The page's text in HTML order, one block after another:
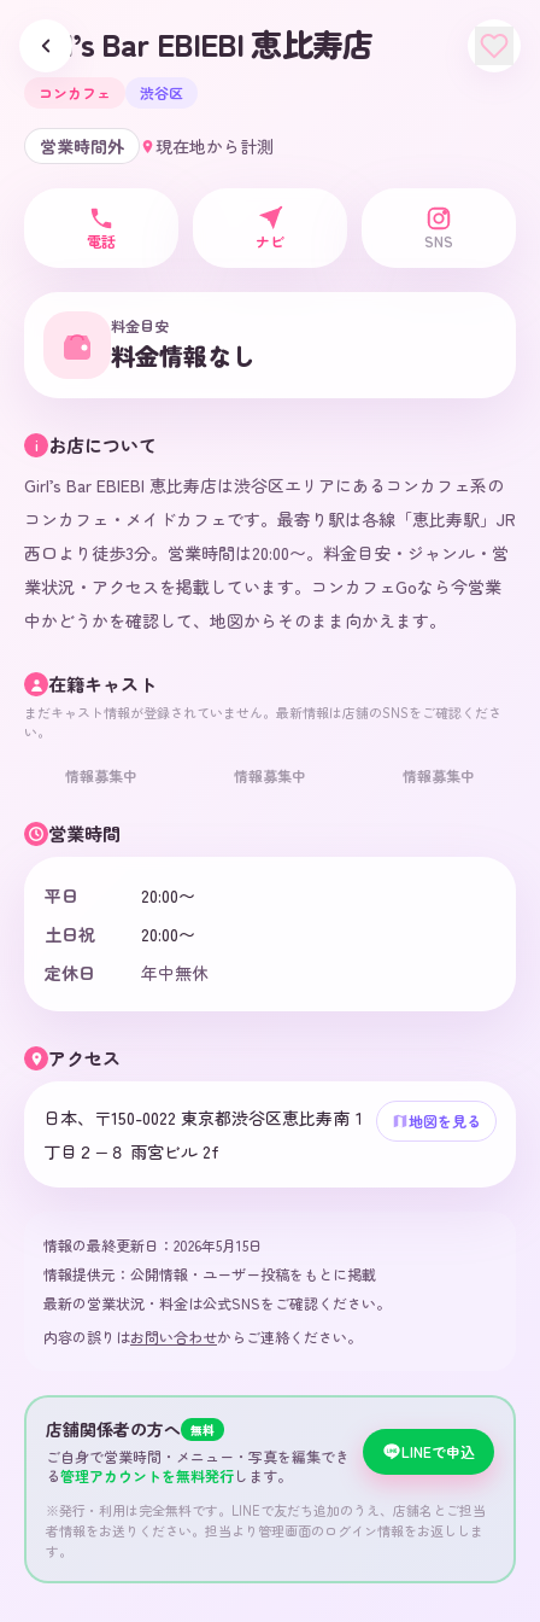
Girl’s Bar EBIEBI 恵比寿店
コンカフェ 渋谷区
営業時間外 現在地から計測
電話 ナビ SNS
料金目安
料金情報なし
i お店について
Girl’s Bar EBIEBI 恵比寿店は渋谷区エリアにあるコンカフェ系の
コンカフェ・メイドカフェです。最寄り駅は各線「恵比寿駅」JR
西口より徒歩3分。営業時間は20:00〜。料金目安・ジャンル・営
業状況・アクセスを掲載しています。コンカフェGoなら今営業
中かどうかを確認して、地図からそのまま向かえます。
在籍キャスト
まだキャスト情報が登録されていません。最新情報は店舗のSNSをご確認くださ
い。
情報募集中 情報募集中 情報募集中
営業時間
平日
20:00〜
土日祝
20:00〜
定休日
年中無休
アクセス
日本、〒150-0022 東京都渋谷区恵比寿南１
丁目２−８ 雨宮ビル 2f
地図を見る
情報の最終更新日： 2026年5月15日
情報提供元： 公開情報・ユーザー投稿をもとに掲載
最新の営業状況・料金は公式SNSをご確認ください。
内容の誤りはお問い合わせからご連絡ください。
店舗関係者の方へ 無料
ご自身で営業時間・メニュー・写真を編集でき
る管理アカウントを無料発行します。
LINEで申込
※発行・利用は完全無料です。LINEで友だち追加のうえ、店舗名とご担当
者情報をお送りください。担当より管理画面のログイン情報をお返ししま
す。